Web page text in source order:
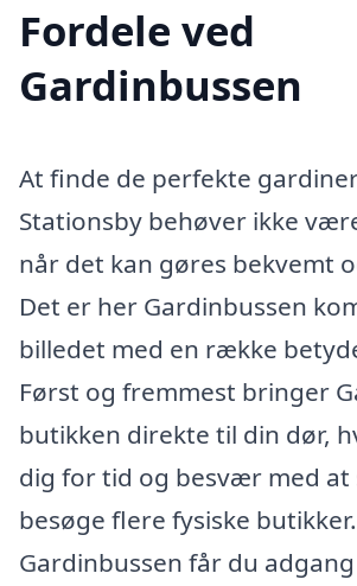
Fordele ved
Gardinbussen
At finde de perfekte
Stationsby behøver ikke
når det kan gøres bekvemt
Det er her Gardinbussen
billedet med en række
Først og fremmest bringer
butikken direkte til din dør,
dig for tid og besvær med at
besøge flere fysiske
Gardinbussen får du